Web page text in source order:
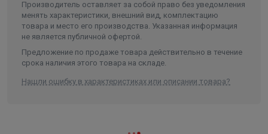
Производитель оставляет за собой право без уведомления
менять характеристики, внешний вид, комплектацию
товара и место его производства. Указанная информация
не является публичной офертой.
Предложение по продаже товара действительно в течение
срока наличия этого товара на складе.
Нашли ошибку в характеристиках или описании товара?